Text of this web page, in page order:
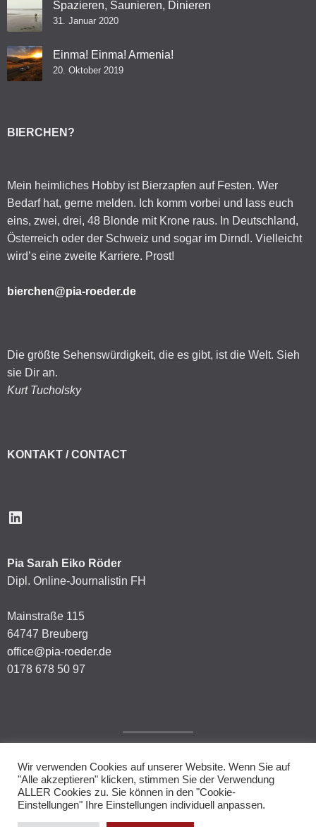
Spazieren, Saunieren, Dinieren
31. Januar 2020
Einma! Einma! Armenia!
20. Oktober 2019
BIERCHEN?
Mein heimliches Hobby ist Bierzapfen auf Festen. Wer
Bedarf hat, gerne melden. Ich komm vorbei und lass euch
eins, zwei, drei, 48 Blonde mit Krone raus. In Deutschland,
Österreich oder der Schweiz und sogar im Dirndl. Vielleicht
wird’s eine zweite Karriere. Prost!
bierchen@pia-roeder.de
Die größte Sehenswürdigkeit, die es gibt, ist die Welt. Sieh
sie Dir an.
Kurt Tucholsky
KONTAKT / CONTACT
LinkedIn
Pia Sarah Eiko Röder
Dipl. Online-Journalistin FH
Mainstraße 115
64747 Breuberg
office@pia-roeder.de
0178 678 50 97
Impressum
Datenschutzerklärung
Wir verwenden Cookies auf unserer Website. Wenn Sie auf
"Alle akzeptieren" klicken, stimmen Sie der Verwendung
ALLER Cookies zu. Sie können in den "Cookie-
Einstellungen" Ihre Einstellungen individuell anpassen.